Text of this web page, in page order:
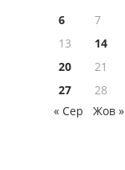
6
7
13
14
20
21
27
28
« Сер
Жов »